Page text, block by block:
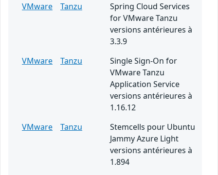
VMware
Tanzu
Spring Cloud Services
for VMware Tanzu
versions antérieures à
3.3.9
VMware
Tanzu
Single Sign-On for
VMware Tanzu
Application Service
versions antérieures à
1.16.12
VMware
Tanzu
Stemcells pour Ubuntu
Jammy Azure Light
versions antérieures à
1.894